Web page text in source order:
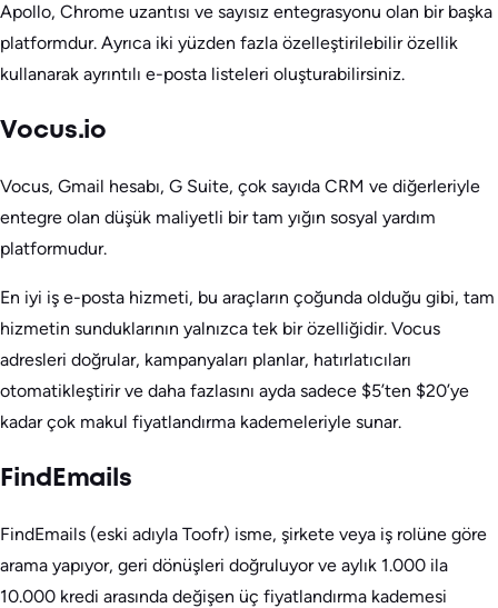
Apollo, Chrome uzantısı ve sayısız entegrasyonu olan bir başka
platformdur. Ayrıca iki yüzden fazla özelleştirilebilir özellik
kullanarak ayrıntılı e-posta listeleri oluşturabilirsiniz.
Vocus.io
Vocus, Gmail hesabı, G Suite, çok sayıda CRM ve diğerleriyle
entegre olan düşük maliyetli bir tam yığın sosyal yardım
platformudur.
En iyi iş e-posta hizmeti, bu araçların çoğunda olduğu gibi, tam
hizmetin sunduklarının yalnızca tek bir özelliğidir. Vocus
adresleri doğrular, kampanyaları planlar, hatırlatıcıları
otomatikleştirir ve daha fazlasını ayda sadece $5’ten $20’ye
kadar çok makul fiyatlandırma kademeleriyle sunar.
FindEmails
FindEmails (eski adıyla Toofr) isme, şirkete veya iş rolüne göre
arama yapıyor, geri dönüşleri doğruluyor ve aylık 1.000 ila
10.000 kredi arasında değişen üç fiyatlandırma kademesi